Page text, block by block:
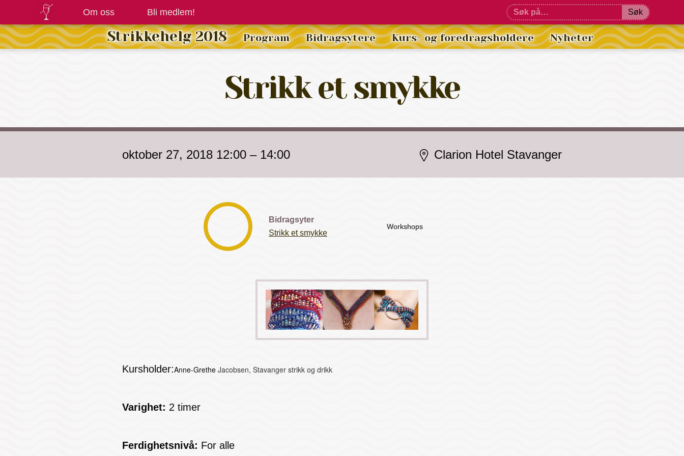
Om oss Bli medlem! Søk
Strikkehelg 2018 Program Bidragsytere Kurs- og foredragsholdere Nyheter
Strikk et smykke
oktober 27, 2018 12:00 – 14:00 Clarion Hotel Stavanger
Bidragsyter
Strikk et smykke
Workshops
Kursholder:Anne-Grethe Jacobsen, Stavanger strikk og drikk
Varighet: 2 timer
Ferdighetsnivå: For alle